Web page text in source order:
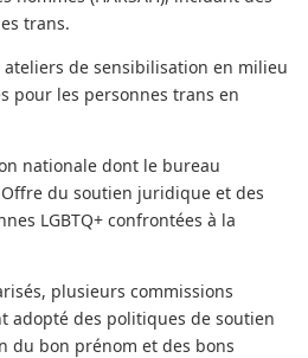
trans.
ateliers de sensibilisation en milieu
pour les personnes trans en
nationale dont le bureau
du soutien juridique et des
LGBTQ+ confrontées à la
plusieurs commissions
adopté des politiques de soutien
du bon prénom et des bons